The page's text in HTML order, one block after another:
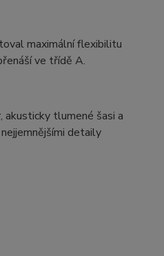
maximální flexibilitu
ve třídě A.
tlumené šasi a
detaily